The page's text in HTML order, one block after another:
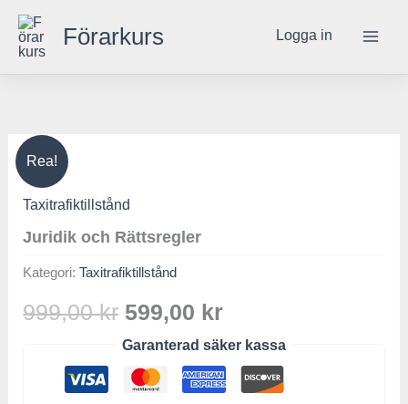
Hoppa
innehåll
Förarkurs Logga in
Rea!
Taxitrafiktillstånd
Juridik och Rättsregler
Kategori:Taxitrafiktillstånd
999,00kr
ursprungliga
priset
var:
999,00 kr.
599,00 kr599,00 kr.
Garanterad säker kassa
och
Rättsregler
mängd